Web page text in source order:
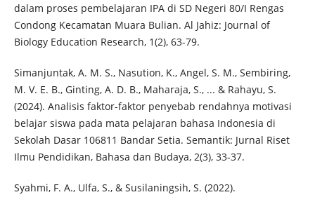
dalam proses pembelajaran IPA di SD Negeri 80/I Rengas
Condong Kecamatan Muara Bulian. Al Jahiz: Journal of
Biology Education Research, 1(2), 63-79.
Simanjuntak, A. M. S., Nasution, K., Angel, S. M., Sembiring,
M. V. E. B., Ginting, A. D. B., Maharaja, S., ... & Rahayu, S.
(2024). Analisis faktor-faktor penyebab rendahnya motivasi
belajar siswa pada mata pelajaran bahasa Indonesia di
Sekolah Dasar 106811 Bandar Setia. Semantik: Jurnal Riset
Ilmu Pendidikan, Bahasa dan Budaya, 2(3), 33-37.
Syahmi, F. A., Ulfa, S., & Susilaningsih, S. (2022).